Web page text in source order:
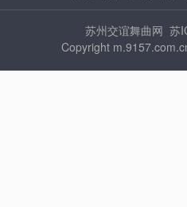
苏州交谊舞曲网 苏
Copyright